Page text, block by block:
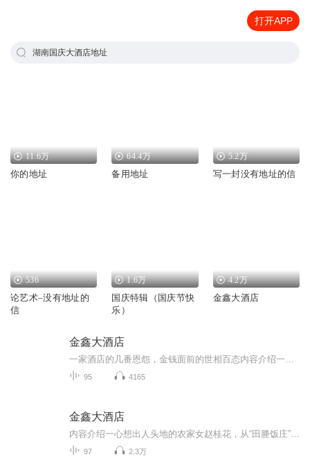
打开APP
湖南国庆大酒店地址
11.6万
你的地址
64.4万
备用地址
5.2万
写一封没有地址的信
536
论艺术–没有地址的
信
1.6万
国庆特辑（国庆节快
乐）
4.2万
金鑫大酒店
金鑫大酒店
95 4165
金鑫大酒店
97 2.3万